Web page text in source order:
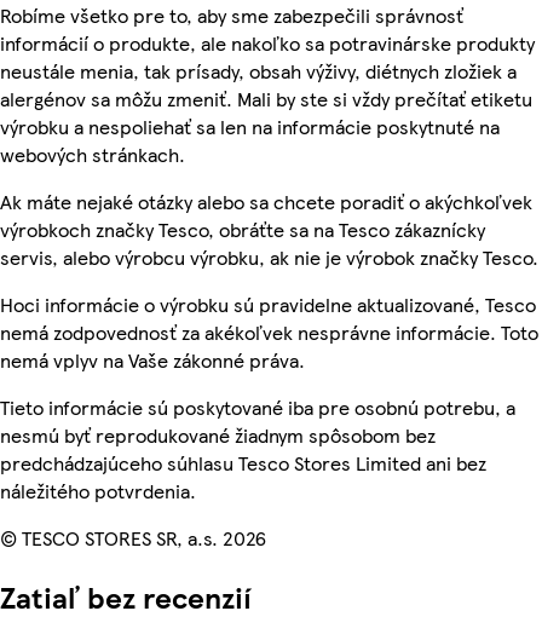
Robíme všetko pre to, aby sme zabezpečili správnosť
informácií o produkte, ale nakoľko sa potravinárske produkty
neustále menia, tak prísady, obsah výživy, diétnych zložiek a
alergénov sa môžu zmeniť. Mali by ste si vždy prečítať etiketu
výrobku a nespoliehať sa len na informácie poskytnuté na
webových stránkach.
Ak máte nejaké otázky alebo sa chcete poradiť o akýchkoľvek
výrobkoch značky Tesco, obráťte sa na Tesco zákaznícky
servis, alebo výrobcu výrobku, ak nie je výrobok značky Tesco.
Hoci informácie o výrobku sú pravidelne aktualizované, Tesco
nemá zodpovednosť za akékoľvek nesprávne informácie. Toto
nemá vplyv na Vaše zákonné práva.
Tieto informácie sú poskytované iba pre osobnú potrebu, a
nesmú byť reprodukované žiadnym spôsobom bez
predchádzajúceho súhlasu Tesco Stores Limited ani bez
náležitého potvrdenia.
© TESCO STORES SR, a.s. 2026
Zatiaľ bez recenzií